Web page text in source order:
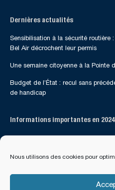
Nous utilisons des cookies pour
Dernières actualités
Sensibilisation à la sécurité routière
Bel Air décrochent leur permis
Une semaine citoyenne à la Pointe
Budget de l’État : recul sans
de handicap
Informations importantes en 2024